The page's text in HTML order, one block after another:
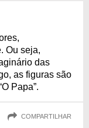
Ou seja,
das
as figuras são
Papa”.
COMPARTILHAR